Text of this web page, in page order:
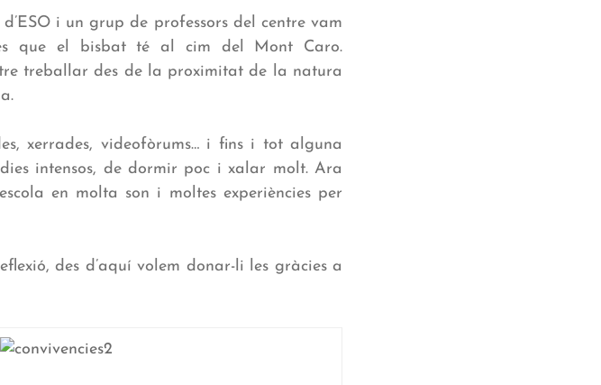
i un grup de professors del centre vam
que el bisbat té al cim del Mont Caro.
treballar des de la proximitat de la natura
xerrades, videofòrums… i fins i tot alguna
intensos, de dormir poc i xalar molt. Ara
en molta son i moltes experiències per
des d’aquí volem donar-li les gràcies a